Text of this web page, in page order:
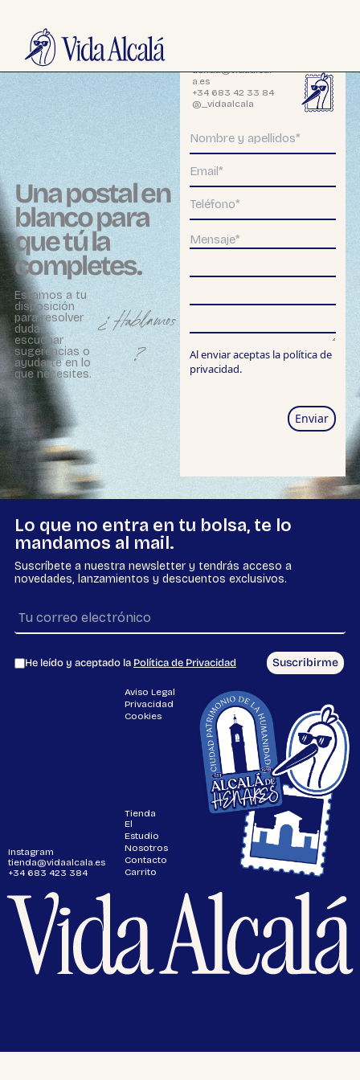
contenido
Una postal en
blanco para
que tú la
completes.
Estamos a tu
disposición
para resolver
dudas,
escuchar
sugerencias o
ayudarte en lo
que necesites.
¿Hablamos
?
tienda@vidaalcal
a.es
+34 683 42 33 84
@_vidaalcala
Al enviar aceptas la política de
privacidad.
Enviar
Lo que no entra en tu bolsa, te lo
mandamos al mail.
Suscríbete a nuestra newsletter y tendrás acceso a
novedades, lanzamientos y descuentos exclusivos.
He leído y aceptado la Política de Privacidad Suscribirme
Instagram
tienda@vidaalcala.es
+34 683 423 384
Tienda
El
Estudio
Nosotros
Contacto
Carrito
Aviso Legal
Privacidad
Cookies